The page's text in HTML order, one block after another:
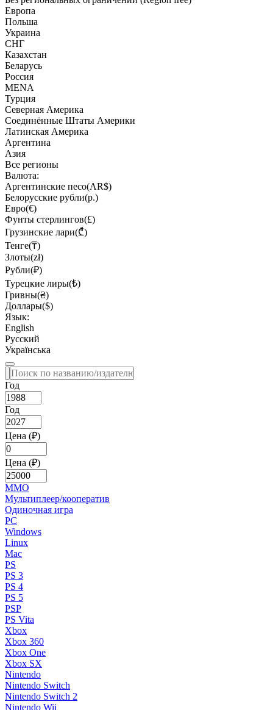
Европа
Польша
Украина
СНГ
Казахстан
Беларусь
Россия
MENA
Турция
Северная Америка
Соединённые Штаты Америки
Латинская Америка
Аргентина
Азия
Все регионы
Валюта:
Аргентинские песо(AR$)
Белорусские рубли(р.)
Евро(€)
Фунты стерлингов(£)
Грузинские лари(₾)
Тенге(₸)
Злоты(zł)
Рубли(₽)
Турецкие лиры(₺)
Гривны(₴)
Доллары($)
Язык:
English
Русский
Українська
Год
Год
Цена (₽)
Цена (₽)
MMO
Мультиплеер/кооператив
Одиночная игра
PC
Windows
Linux
Mac
PS
PS 3
PS 4
PS 5
PSP
PS Vita
Xbox
Xbox 360
Xbox One
Xbox SX
Nintendo
Nintendo Switch
Nintendo Switch 2
Nintendo Wii